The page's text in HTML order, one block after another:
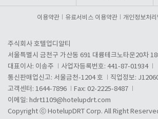
이용약관 유료서비스 이용약관 개인정보처리
주식회사 호텔업디알티
서울특별시 금천구 가산동 691 대륭테크노타운20차
대표이사: 이송주
사업자등록번호: 441-87-01934
통신판매업신고: 서울금천-1204 호
직업정보:
고객센터: 1644-7896
Fax: 02-2225-8487
이메일: hdrt1109@hotelupdrt.com
Copyright ⓒ HotelupDRT Corp. All Right